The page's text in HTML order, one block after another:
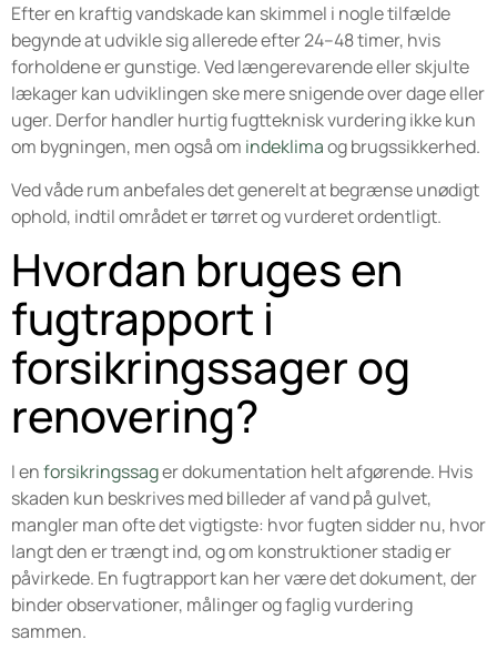
Efter en kraftig vandskade kan skimmel i nogle tilfælde
begynde at udvikle sig allerede efter 24–48 timer, hvis
forholdene er gunstige. Ved længerevarende eller skjulte
lækager kan udviklingen ske mere snigende over dage eller
uger. Derfor handler hurtig fugtteknisk vurdering ikke kun
om bygningen, men også om indeklimaog brugssikkerhed.
Ved våde rum anbefales det generelt at begrænse unødigt
ophold, indtil området er tørret og vurderet ordentligt.
Hvordan bruges en
fugtrapport i
forsikringssager og
renovering?
I enforsikringssager dokumentation helt afgørende. Hvis
skaden kun beskrives med billeder af vand på gulvet,
mangler man ofte det vigtigste: hvor fugten sidder nu, hvor
langt den er trængt ind, og om konstruktioner stadig er
påvirkede. En fugtrapport kan her være det dokument, der
binder observationer, målinger og faglig vurdering
sammen.